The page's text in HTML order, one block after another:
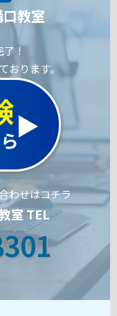
教室
！
おります。
わせはコチラ
室 TEL